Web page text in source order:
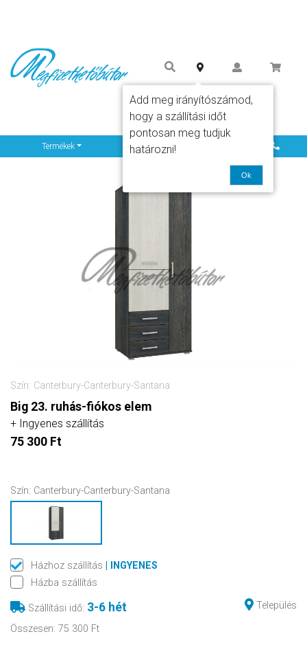
Termékek
Szín: Canterbury-Canterbury-Santana
Big 23. ruhás-fiókos elem
+ Ingyenes szállítás
75 300 Ft
Szín: Canterbury-Canterbury-Santana
Házhoz szállítás
| INGYENES
Házba szállítás
Szállítási idő: 3-6 hét
Település
Összesen: 75 300 Ft
Add meg irányítószámod,
hogy a szállítási időt
pontosan meg tudjuk
határozni!
Ok